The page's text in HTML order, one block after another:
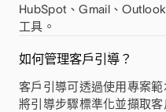
HubSpot、Gmail、
工具。
如何管理客戶引導？
客戶引導可透過使用專案
將引導步驟標準化並擷取客